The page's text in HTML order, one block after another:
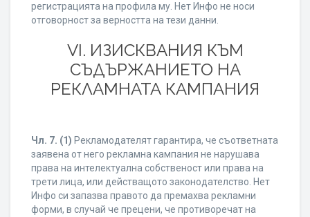
регистрацията на профила му. Нет Инфо не носи
отговорност за верността на тези данни.
VI. ИЗИСКВАНИЯ КЪМ
СЪДЪРЖАНИЕТО НА
РЕКЛАМНАТА КАМПАНИЯ
Чл. 7. (1) Рекламодателят гарантира, че съответната
заявена от него рекламна кампания не нарушава
права на интелектуална собственост или права на
трети лица, или действащото законодателство. Нет
Инфо си запазва правото да премахва рекламни
форми, в случай че прецени, че противоречат на